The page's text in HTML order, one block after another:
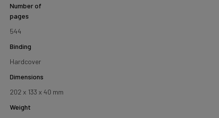
Number of
pages
544
Binding
Hardcover
Dimensions
202 x 133 x 40 mm
Weight